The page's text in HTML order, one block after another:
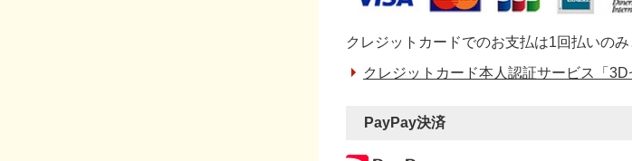
クレジットカードでのお支払は1回払いのみ
クレジットカード本人認証サービス「
PayPay決済